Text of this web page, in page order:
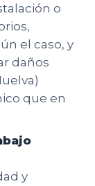
o
el caso, y
daños
que en
y